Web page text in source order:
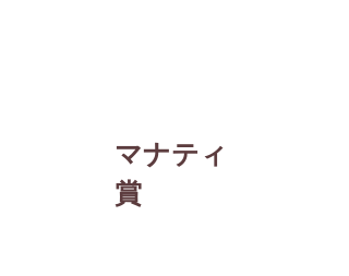
マナティ
賞​